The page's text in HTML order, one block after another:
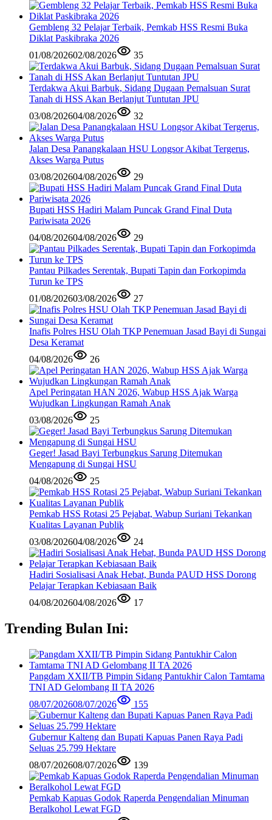
Gembleng 32 Pelajar Terbaik, Pemkab HSS Resmi Buka
Diklat Paskibraka 2026
01/08/202602/08/2026 35
Terdakwa Akui Barbuk, Sidang Dugaan Pemalsuan Surat
Tanah di HSS Akan Berlanjut Tuntutan JPU
03/08/202604/08/2026 32
Jalan Desa Panangkalaan HSU Longsor Akibat Tergerus,
Akses Warga Putus
03/08/202604/08/2026 29
Bupati HSS Hadiri Malam Puncak Grand Final Duta
Pariwisata 2026
04/08/202604/08/2026 29
Pantau Pilkades Serentak, Bupati Tapin dan Forkopimda
Turun ke TPS
01/08/202603/08/2026 27
Inafis Polres HSU Olah TKP Penemuan Jasad Bayi di Sungai
Desa Keramat
04/08/2026
26
Apel Peringatan HAN 2026, Wabup HSS Ajak Warga
Wujudkan Lingkungan Ramah Anak
03/08/2026
25
Geger! Jasad Bayi Terbungkus Sarung Ditemukan
Mengapung di Sungai HSU
04/08/2026
25
Pemkab HSS Rotasi 25 Pejabat, Wabup Suriani Tekankan
Kualitas Layanan Publik
03/08/202604/08/2026 24
Hadiri Sosialisasi Anak Hebat, Bunda PAUD HSS Dorong
Pelajar Terapkan Kebiasaan Baik
04/08/202604/08/2026 17
Trending Bulan Ini:
Pangdam XXII/TB Pimpin Sidang Pantukhir Calon Tamtama
TNI AD Gelombang II TA 2026
08/07/202608/07/2026 155
Gubernur Kalteng dan Bupati Kapuas Panen Raya Padi
Seluas 25.799 Hektare
08/07/202608/07/2026 139
Pemkab Kapuas Godok Raperda Pengendalian Minuman
Beralkohol Lewat FGD